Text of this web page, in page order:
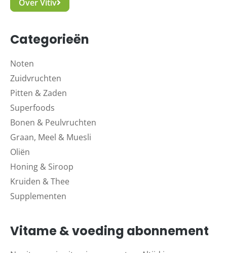
Over Vitiv
Categorieën
Noten
Zuidvruchten
Pitten & Zaden
Superfoods
Bonen & Peulvruchten
Graan, Meel & Muesli
Oliën
Honing & Siroop
Kruiden & Thee
Supplementen
Vitame & voeding abonnement